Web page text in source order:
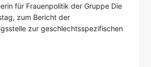
für Frauenpolitik der Gruppe Die
zum Bericht der
zur geschlechtsspezifischen